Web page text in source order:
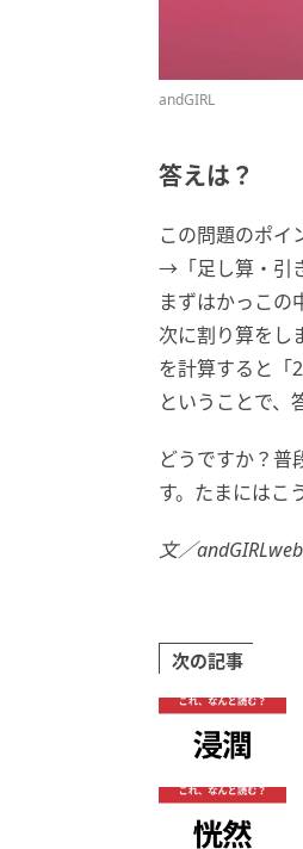
andGIRL
答えは？
この問題のポイ
→「足し算・引
まずはかっこの
次に割り算をし
を計算すると「
ということで、
どうですか？普
す。たまにはこ
文／
次の記事